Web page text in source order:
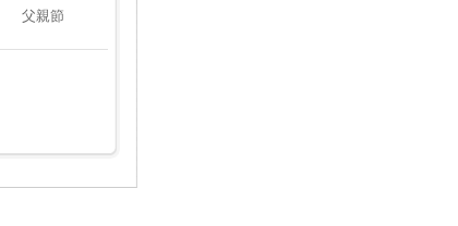
父親節